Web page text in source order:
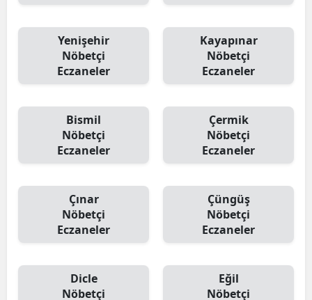
Yenişehir
Nöbetçi
Eczaneler
Kayapınar
Nöbetçi
Eczaneler
Bismil
Nöbetçi
Eczaneler
Çermik
Nöbetçi
Eczaneler
Çınar
Nöbetçi
Eczaneler
Çüngüş
Nöbetçi
Eczaneler
Dicle
Nöbetçi
Eğil
Nöbetçi